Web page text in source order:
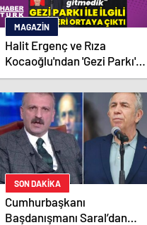
MAGAZIN
Halit Ergenç ve Rıza
Kocaoğlu'ndan 'Gezi Parkı'
ifadesi – Magazin haberleri
SON DAKİKA
Cumhurbaşkanı
Başdanışmanı Saral’dan